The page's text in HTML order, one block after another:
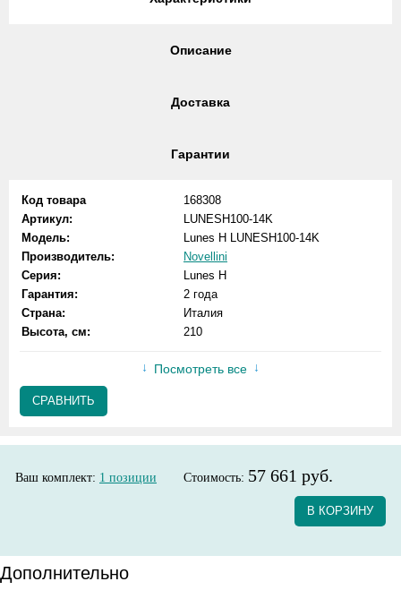
Описание
Доставка
Гарантии
Код товара
168308
Артикул:
LUNESH100-14K
Модель:
Lunes H LUNESH100-14K
Производитель:
Novellini
Серия:
Lunes H
Гарантия:
2 года
Страна:
Италия
Высота, см:
210
Посмотреть все
СРАВНИТЬ
Ваш комплект: 1 позиции Стоимость: 57 661 руб.
В КОРЗИНУ
Дополнительно